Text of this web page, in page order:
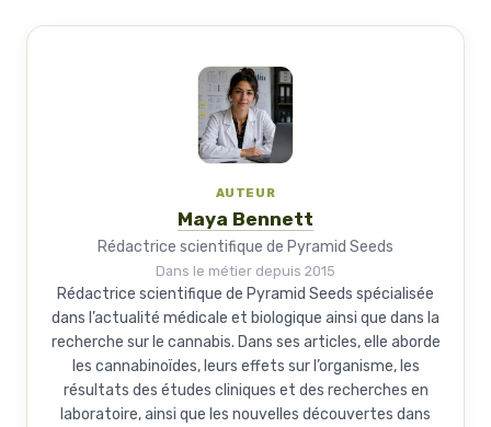
AUTEUR
Maya Bennett
Rédactrice scientifique de Pyramid Seeds
Dans le métier depuis 2015
Rédactrice scientifique de Pyramid Seeds spécialisée
dans l’actualité médicale et biologique ainsi que dans la
recherche sur le cannabis. Dans ses articles, elle aborde
les cannabinoïdes, leurs effets sur l’organisme, les
résultats des études cliniques et des recherches en
laboratoire, ainsi que les nouvelles découvertes dans